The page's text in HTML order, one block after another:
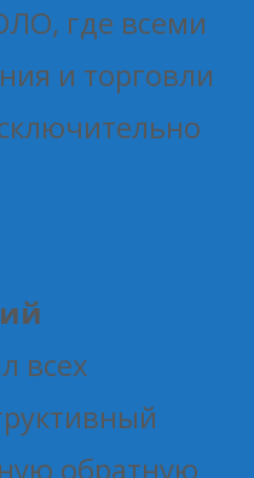
где всеми
и торговли
всех
обратную